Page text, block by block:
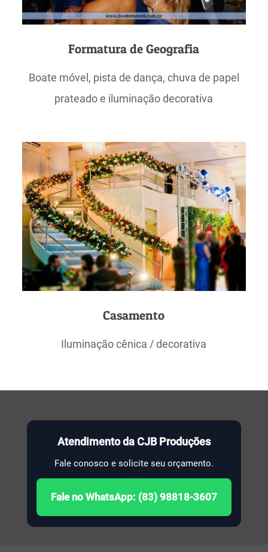
Formatura de Geografia
Boate móvel, pista de dança, chuva de papel
prateado e iluminação decorativa
Casamento
Iluminação cênica / decorativa
Atendimento da CJB Produções
Fale conosco e solicite seu orçamento.
Fale no WhatsApp: (83) 98818-3607